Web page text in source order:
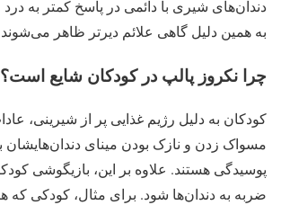
دندان‌های شیری با دائمی در پاسخ کمتر به
به همین دلیل گاهی علائم دیرتر ظاهر
چرا نکروز پالپ در کودکان شایع است؟
کودکان به دلیل رژیم غذایی پر از شیرینی،
مسواک زدن و نازک بودن مینای
پوسیدگی هستند. علاوه بر این، بازیگوشی
ضربه به دندان‌ها شود. برای مثال، کودکی که